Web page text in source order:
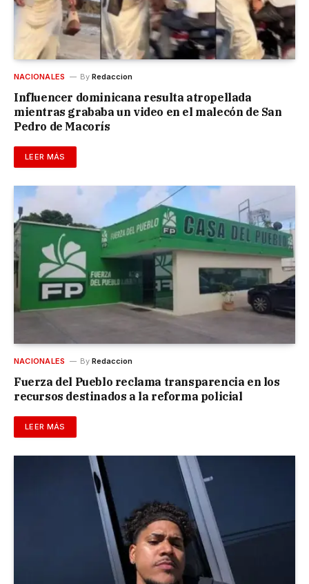
NACIONALES By Redaccion
Influencer dominicana resulta atropellada
mientras grababa un video en el malecón de San
Pedro de Macorís
LEER MÁS
NACIONALES By Redaccion
Fuerza del Pueblo reclama transparencia en los
recursos destinados a la reforma policial
LEER MÁS